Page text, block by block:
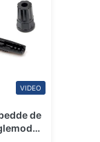
VIDEO
de